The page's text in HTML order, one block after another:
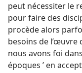
peut nécessiter le
pour faire des
procède alors
besoins de
nous avons foi
époques ’ en